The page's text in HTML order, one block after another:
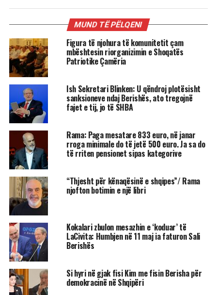
MUND TË PËLQENI
Figura të njohura të komunitetit çam
mbështesin riorganizimin e Shoqatës
Patriotike Çamëria
Ish Sekretari Blinken: U qëndroj plotësisht
sanksioneve ndaj Berishës, ato tregojnë
fajet e tij, jo të SHBA
Rama: Paga mesatare 833 euro, në janar
rroga minimale do të jetë 500 euro. Ja sa do
të rriten pensionet sipas kategorive
“Thjesht për kënaqësinë e shqipes”/ Rama
njofton botimin e një libri
Kokalari zbulon mesazhin e ‘koduar’ të
LaCivita: Humbjen në 11 maj ia faturon Sali
Berishës
Si hyri në gjak fisi Kim me fisin Berisha për
demokracinë në Shqipëri